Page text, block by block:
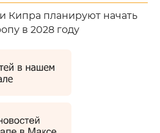
Кипра планируют начать
в 2028 году